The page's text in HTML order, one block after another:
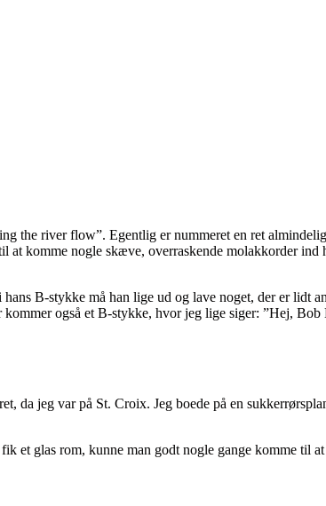
the river flow”. Egentlig er nummeret en ret
komme nogle skæve, overraskende molakkorder ind
B-stykke må han lige ud og lave noget, der er lidt
kommer også et B-stykke, hvor jeg lige siger: ”Hej, Bob
da jeg var på St. Croix. Jeg boede på en
et glas rom, kunne man godt nogle gange komme til